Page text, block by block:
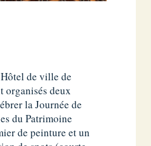
de ville de
organisés deux
la Journée de
du Patrimoine
de peinture et un